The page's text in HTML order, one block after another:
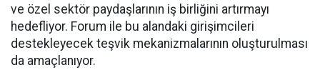
ve özel sektör paydaşlarının iş birliğini artırmayı
hedefliyor. Forum ile bu alandaki girişimcileri
destekleyecek teşvik mekanizmalarının oluşturulması
da amaçlanıyor.